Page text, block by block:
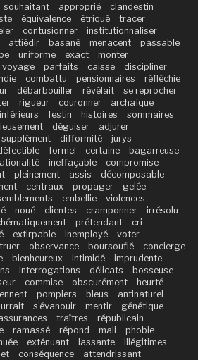
souhaitant approprié
clandestin
équivalence étriqué
tracer
contusionner
institutionnaliser
attiédir basané menacent
passable
uniforme exact
monter
voyage parfaits caisse
discipliner
combattu pensionnaires
réfléchie
débarbouiller révélait
se reprocher
rigueur couronner
archaïque
inférieurs festin histoires
sommaires
déguiser
adjurer
supplément difformité
jurys
formel certaine
bagarreuse
ineffaçable
compromise
pleinement assis
décomposable
centraux propager
gelée
embellie
violences
noué clientes cramponner
irrésolu
prétendant
cri
extirpable inemployé
voter
observance boursouflé
concierge
bienheureux intimidé
imprudente
interrogations délicats
bosseuse
commise obscurément
heurté
pompiers bleus
antinaturel
s’évanouir mentir
génétique
traîtres
républicain
ramassé répond mali
phobie
huée exténuant lassante
illégitimes
conséquence attendrissant